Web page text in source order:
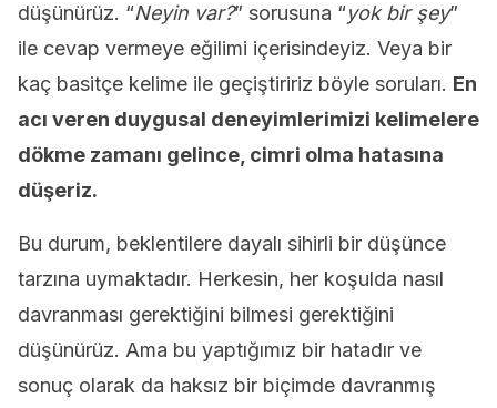
düşünürüz. “Neyin var?” sorusuna “yok bir şey”
ile cevap vermeye eğilimi içerisindeyiz. Veya bir
kaç basitçe kelime ile geçiştiririz böyle soruları. En
acı veren duygusal deneyimlerimizi kelimelere
dökme zamanı gelince, cimri olma hatasına
düşeriz.
Bu durum, beklentilere dayalı sihirli bir düşünce
tarzına uymaktadır. Herkesin, her koşulda nasıl
davranması gerektiğini bilmesi gerektiğini
düşünürüz. Ama bu yaptığımız bir hatadır ve
sonuç olarak da haksız bir biçimde davranmış